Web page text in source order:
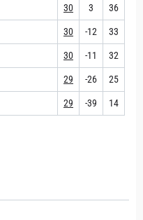
30 3 36
30 -12 33
30 -11 32
29 -26 25
29 -39 14